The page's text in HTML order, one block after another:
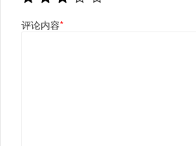
评论内容*